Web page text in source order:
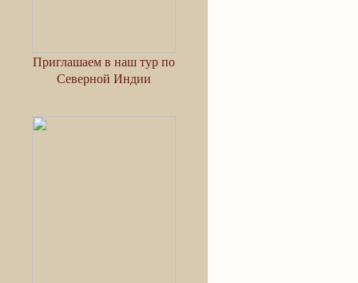
Приглашаем в наш тур по
Северной Индии